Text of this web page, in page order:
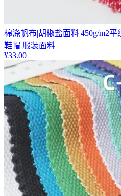
棉涤帆布|胡椒盐面料|450g/m2
鞋帽 服装面料
¥33.00